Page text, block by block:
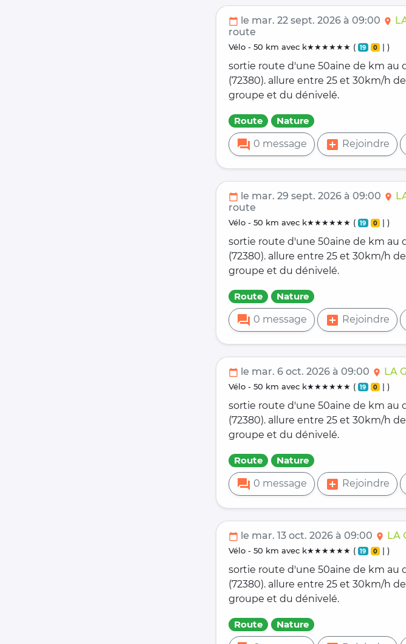
calendar_today le mar. 22 sept. 2026 à 09:00 location_on
route
vélo - 50 km avec k★★★★★★ ( 19 0 | )
sortie route d'une 50aine de km au
(72380). allure entre 25 et 30km/h
groupe et du dénivelé.
Route Nature
forum 0 message add_box Rejoindre
calendar_today le mar. 29 sept. 2026 à 09:00 location_on
route
vélo - 50 km avec k★★★★★★ ( 19 0 | )
sortie route d'une 50aine de km au
(72380). allure entre 25 et 30km/h
groupe et du dénivelé.
Route Nature
forum 0 message add_box Rejoindre
calendar_today le mar. 6 oct. 2026 à 09:00 location_on LA
vélo - 50 km avec k★★★★★★ ( 19 0 | )
sortie route d'une 50aine de km au
(72380). allure entre 25 et 30km/h
groupe et du dénivelé.
Route Nature
forum 0 message add_box Rejoindre
calendar_today le mar. 13 oct. 2026 à 09:00 location_on LA
vélo - 50 km avec k★★★★★★ ( 19 0 | )
sortie route d'une 50aine de km au
(72380). allure entre 25 et 30km/h
groupe et du dénivelé.
Route Nature